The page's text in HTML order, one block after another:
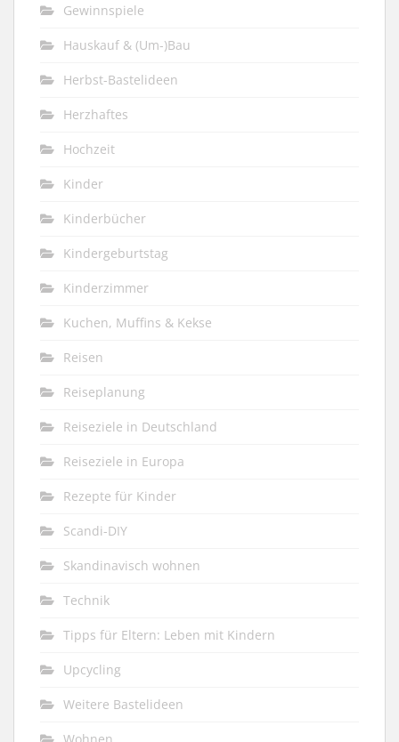
Gewinnspiele
Hauskauf & (Um-)Bau
Herbst-Bastelideen
Herzhaftes
Hochzeit
Kinder
Kinderbücher
Kindergeburtstag
Kinderzimmer
Kuchen, Muffins & Kekse
Reisen
Reiseplanung
Reiseziele in Deutschland
Reiseziele in Europa
Rezepte für Kinder
Scandi-DIY
Skandinavisch wohnen
Technik
Tipps für Eltern: Leben mit Kindern
Upcycling
Weitere Bastelideen